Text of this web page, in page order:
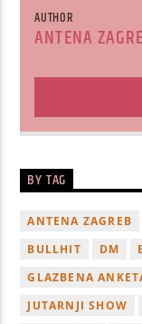
AUTHOR
ANTENA
BY TAG
ANTENA ZAGREB
BULLHIT
DM
GLAZBENA
JUTARNJI SHOW